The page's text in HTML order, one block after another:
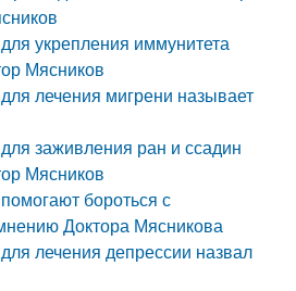
укрепления иммунитета
Мясников
лечения мигрени называет
заживления ран и ссадин
Мясников
бороться с
Доктора Мясникова
лечения депрессии назвал